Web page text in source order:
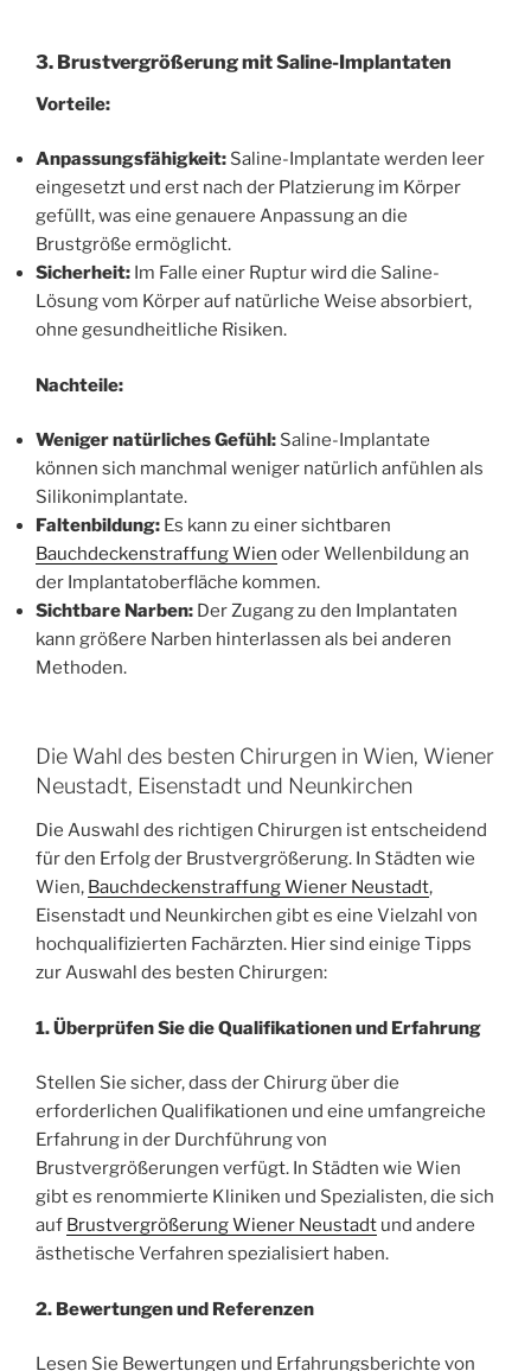
3. Brustvergrößerung mit Saline-Implantaten
Vorteile:
Anpassungsfähigkeit: Saline-Implantate werden leer
eingesetzt und erst nach der Platzierung im Körper
gefüllt, was eine genauere Anpassung an die
Brustgröße ermöglicht.
Sicherheit: Im Falle einer Ruptur wird die Saline-
Lösung vom Körper auf natürliche Weise absorbiert,
ohne gesundheitliche Risiken.
Nachteile:
Weniger natürliches Gefühl: Saline-Implantate
können sich manchmal weniger natürlich anfühlen als
Silikonimplantate.
Faltenbildung: Es kann zu einer sichtbaren
Bauchdeckenstraffung Wien oder Wellenbildung an
der Implantatoberfläche kommen.
Sichtbare Narben: Der Zugang zu den Implantaten
kann größere Narben hinterlassen als bei anderen
Methoden.
Die Wahl des besten Chirurgen in Wien, Wiener
Neustadt, Eisenstadt und Neunkirchen
Die Auswahl des richtigen Chirurgen ist entscheidend
für den Erfolg der Brustvergrößerung. In Städten wie
Wien, Bauchdeckenstraffung Wiener Neustadt,
Eisenstadt und Neunkirchen gibt es eine Vielzahl von
hochqualifizierten Fachärzten. Hier sind einige Tipps
zur Auswahl des besten Chirurgen:
1. Überprüfen Sie die Qualifikationen und Erfahrung
Stellen Sie sicher, dass der Chirurg über die
erforderlichen Qualifikationen und eine umfangreiche
Erfahrung in der Durchführung von
Brustvergrößerungen verfügt. In Städten wie Wien
gibt es renommierte Kliniken und Spezialisten, die sich
auf Brustvergrößerung Wiener Neustadt und andere
ästhetische Verfahren spezialisiert haben.
2. Bewertungen und Referenzen
Lesen Sie Bewertungen und Erfahrungsberichte von